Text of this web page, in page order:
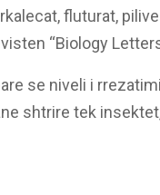
fluturat,
“Biology
se niveli i
shtrire tek